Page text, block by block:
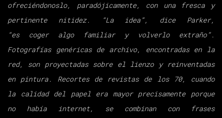
ofreciéndonoslo, paradójicamente, con una fresca y
pertinente nitidez. “La idea”, dice Parker,
“es coger algo familiar y volverlo extraño”.
Fotografías genéricas de archivo, encontradas en la
red, son proyectadas sobre el lienzo y reinventadas
en pintura. Recortes de revistas de los 70, cuando
la calidad del papel era mayor precisamente porque
no había internet, se combinan con frases